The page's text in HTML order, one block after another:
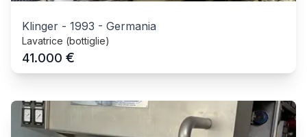
Klinger - 1993 - Germania
Lavatrice (bottiglie)
41.000 €